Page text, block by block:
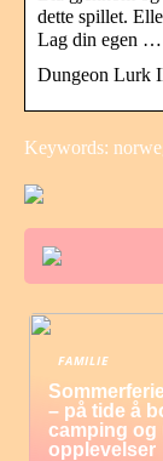
dette spillet.
Lag din egen …
Dungeon Lurk
Keywords:
FAMILIE
– på tide å
camping og
opplevelser